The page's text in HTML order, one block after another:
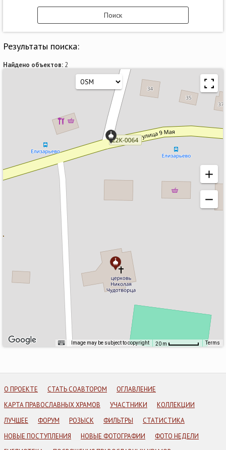
Результаты поиска:
Найдено объектов: 2
Image may be subject to copyright 20 m Terms
О ПРОЕКТЕ СТАТЬ СОАВТОРОМ
ОГЛАВЛЕНИЕ
КАРТА ПРАВОСЛАВНЫХ ХРАМОВ
УЧАСТНИКИ
КОЛЛЕКЦИИ
ЛУЧШЕЕ
ФОРУМ РОЗЫСК ФИЛЬТРЫ
СТАТИСТИКА
НОВЫЕ ПОСТУПЛЕНИЯ
НОВЫЕ ФОТОГРАФИИ
ФОТО НЕДЕЛИ